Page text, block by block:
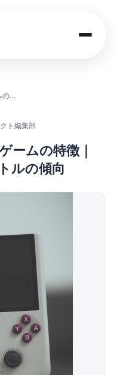
ョップ
プレミアがつくレトロゲームの特徴｜値上がりしやすいタイトルの傾向
ト編集部
ームの特徴｜
ルの傾向